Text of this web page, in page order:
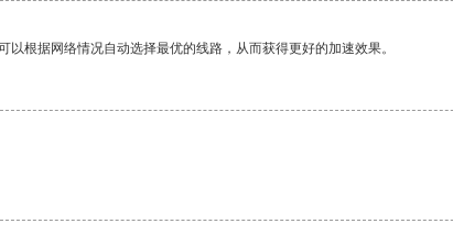
根据网络情况自动选择最优的线路，从而获得更好的加速效果。